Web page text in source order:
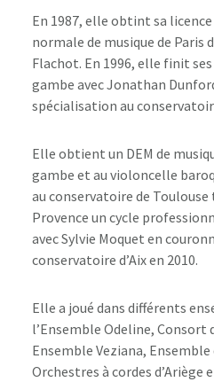
En 1987, elle obtint sa
normale de musique de Paris
Flachot. En 1996, elle finit
gambe avec Jonathan
spécialisation au
Elle obtient un DEM de
gambe et au violoncelle
au conservatoire de
Provence un cycle
avec Sylvie Moquet en
conservatoire d’Aix en 2010.
Elle a joué dans différents
l’Ensemble Odeline, Consort
Ensemble Veziana, Ensemble
Orchestres à cordes d’Ariège